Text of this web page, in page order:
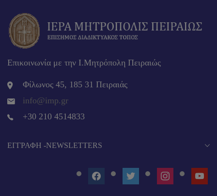
Επικοινωνία με την Ι.Μητρόπολη Πειραιώς
Φίλωνος 45, 185 31 Πειραιάς
info@imp.gr
+30 210 4514833
EΓΓΡΑΦΉ -NEWSLETTERS
FACEBOOKTWITTER INSTAGRAM